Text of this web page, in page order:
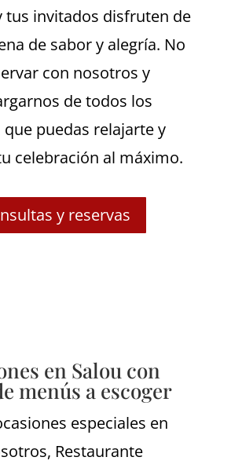
tus invitados disfruten de
de sabor y alegría. No
con nosotros y
de todos los
puedas relajarte y
celebración al máximo.
y reservas
en Salou con
menús a escoger
especiales en
Restaurante